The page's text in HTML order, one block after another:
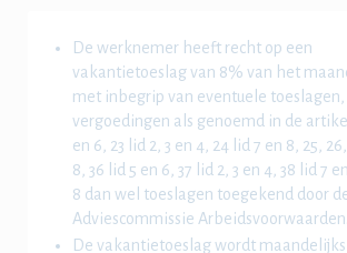
De werknemer heeft recht op een
vakantietoeslag van 8% van het
met inbegrip van eventuele toeslagen,
vergoedingen als genoemd in de
en 6, 23 lid 2, 3 en 4, 24 lid 7 en 8, 25,
8, 36 lid 5 en 6, 37 lid 2, 3 en 4, 38 lid 7
8 dan wel toeslagen toegekend door
Adviescommissie Arbeidsvoorwaarden.
De vakantietoeslag wordt maandelijks